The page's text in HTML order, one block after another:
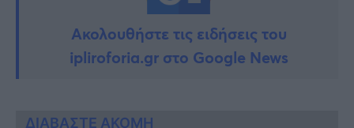
Ακολουθήστε τις ειδήσεις του
ipliroforia.gr στο Google News
ΔΙΑΒΑΣΤΕ ΑΚΟΜΗ